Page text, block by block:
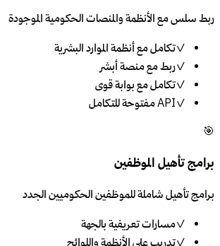
ربط سلس مع الأنظمة والمنصات الحكومية الموجودة
✓تكامل مع أنظمة الموارد البشرية
✓ربط مع منصة أبشر
✓تكامل مع بوابة قوى
✓API مفتوحة للتكامل
🎯
برامج تأهيل الموظفين
برامج تأهيل شاملة للموظفين الحكوميين الجدد
✓مسارات تعريفية بالجهة